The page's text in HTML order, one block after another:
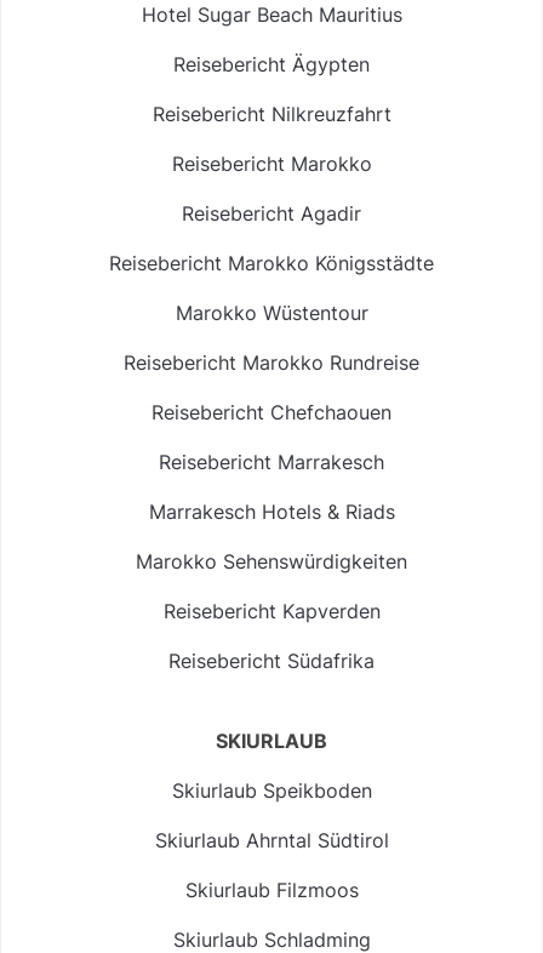
Hotel Sugar Beach Mauritius
Reisebericht Ägypten
Reisebericht Nilkreuzfahrt
Reisebericht Marokko
Reisebericht Agadir
Reisebericht Marokko Königsstädte
Marokko Wüstentour
Reisebericht Marokko Rundreise
Reisebericht Chefchaouen
Reisebericht Marrakesch
Marrakesch Hotels & Riads
Marokko Sehenswürdigkeiten
Reisebericht Kapverden
Reisebericht Südafrika
SKIURLAUB
Skiurlaub Speikboden
Skiurlaub Ahrntal Südtirol
Skiurlaub Filzmoos
Skiurlaub Schladming